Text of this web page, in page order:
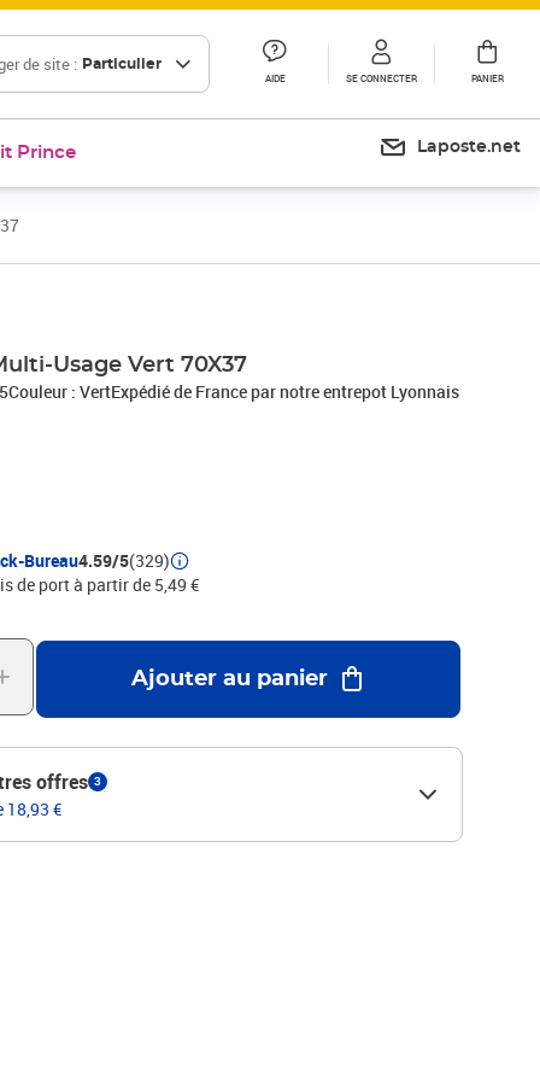
de site : Particulier
AIDE SE CONNECTER PANIER
Prince Laposte.net
Usage Vert 70X37
: VertExpédié de France par notre entrepot Lyonnais
Bureau4.59/5(329)
de port à partir de 5,49 €
Ajouter au panier
offres 3
18,93 €